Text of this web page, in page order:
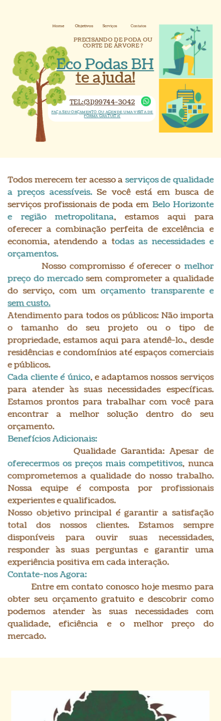
Objetivos
Home Serviços Contatos
PRECISANDO DE PODA OU
CORTE DE ÁRVORE ?
Eco Podas BH
te ajuda!
TEL:(31)99744-3042
FAÇA SEU ORÇAMENTO OU AGENDE UMA VISITA DE
FORMA GRATUITA!
Todos merecem ter acesso a serviços de qualidade
a preços acessíveis.Se você está em busca de
serviços profissionais de poda em Belo Horizonte
e região metropolitana, estamos aqui para
oferecer a combinação perfeita de excelência e
economia, atendendo a todas as necessidades e
orçamentos.
Nosso compromisso é oferecer omelhor
preço do mercadosem comprometer a qualidade
do serviço, com umorçamento transparente e
sem custo.
Atendimento para todos os públicos: Não importa
o tamanho do seu projeto ou o tipo de
propriedade, estamos aqui para atendê-lo., desde
residências e condomínios até espaços comerciais
e públicos.
Cada cliente é único, e adaptamos nossos serviços
para atender às suas necessidades específicas.
Estamos prontos para trabalhar com você para
encontrar a melhor solução dentro do seu
orçamento.
Benefícios Adicionais:
Qualidade Garantida: Apesar de
oferecermos os preços mais competitivos, nunca
comprometemos a qualidade do nosso trabalho.
Nossa equipe é composta por profissionais
experientes e qualificados.
Nosso objetivo principal é garantir a satisfação
total dos nossos clientes. Estamos sempre
disponíveis para ouvir suas necessidades,
responder às suas perguntas e garantir uma
experiência positiva em cada interação.
Contate-nos Agora:
Entre em contato conosco hoje mesmo para
obter seu orçamento gratuito e descobrir como
podemos atender às suas necessidades com
qualidade, eficiência e o melhor preço do
mercado.